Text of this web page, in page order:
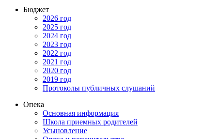
Бюджет
2026 год
2025 год
2024 год
2023 год
2022 год
2021 год
2020 год
2019 год
Протоколы публичных слушаний
Опека
Основная информация
Школа приемных родителей
Усыновление